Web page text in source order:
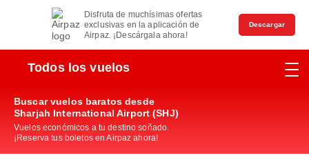
Disfruta de muchísimas ofertas
exclusivas en la aplicación de
Airpaz. ¡Descárgala ahora!
Descargar
Todos los vuelos
Buscar vuelos baratos desde
Sharjah International Airport (SHJ)
Vuelos económicos a tu destino soñado.
¡Reserva tus boletos en Airpaz ahora!